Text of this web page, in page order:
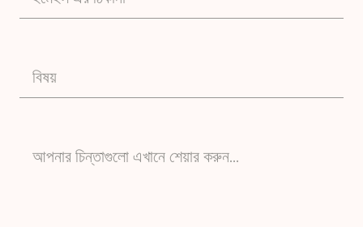
বিষয়
আপনার চিন্তাগুলো এখানে শেয়ার করুন…